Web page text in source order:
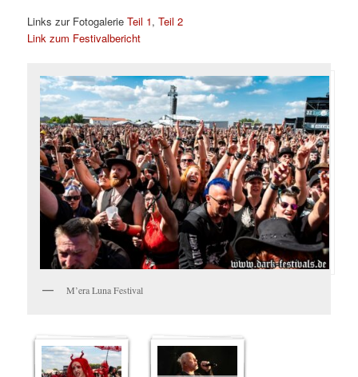
Links zur FotogalerieTeil 1,Teil 2
Link zum Festivalbericht
M’era Luna Festival